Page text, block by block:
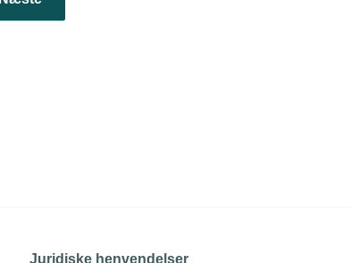
Juridiske henvendelser